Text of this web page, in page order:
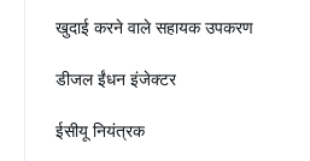
खुदाई करने वाले सहायक उपकरण
डीजल ईंधन इंजेक्टर
ईसीयू नियंत्रक